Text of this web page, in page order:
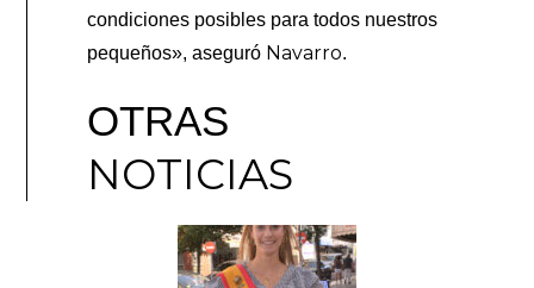
condiciones posibles para todos nuestros
pequeños», aseguró Navarro.
OTRAS
NOTICIAS